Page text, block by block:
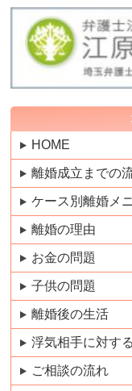
HOME
離婚成立までの
ケース別離婚メ
離婚の理由
お金の問題
子供の問題
離婚後の生活
浮気相手に対す
ご相談の流れ